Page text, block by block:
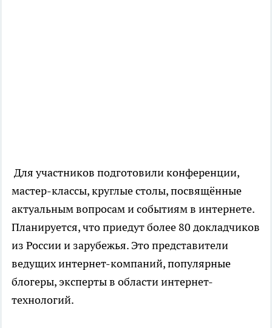
Для участников подготовили конференции,
мастер-классы, круглые столы, посвящённые
актуальным вопросам и событиям в интернете.
Планируется, что приедут более 80 докладчиков
из России и зарубежья. Это представители
ведущих интернет-компаний, популярные
блогеры, эксперты в области интернет-
технологий.